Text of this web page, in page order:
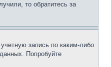
то обратитесь за
запись по каким-либо
Попробуйте